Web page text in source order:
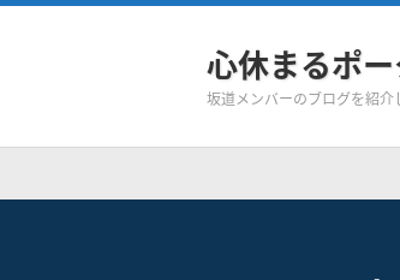
心休まるポ
坂道メンバーのブログを紹介